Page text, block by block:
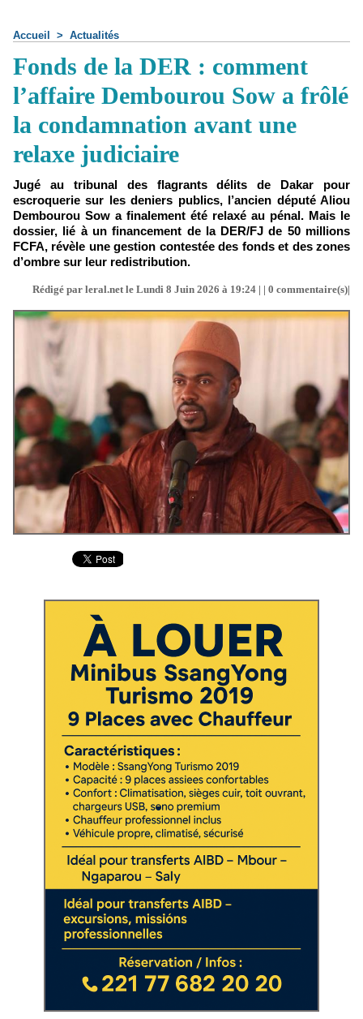
Accueil > Actualités
Fonds de la DER : comment
l’affaire Dembourou Sow a frôlé
la condamnation avant une
relaxe judiciaire
Jugé au tribunal des flagrants délits de Dakar pour
escroquerie sur les deniers publics, l’ancien député Aliou
Dembourou Sow a finalement été relaxé au pénal. Mais le
dossier, lié à un financement de la DER/FJ de 50 millions
FCFA, révèle une gestion contestée des fonds et des zones
d’ombre sur leur redistribution.
Rédigé par leral.net le Lundi 8 Juin 2026 à 19:24 | | 0 commentaire(s)|